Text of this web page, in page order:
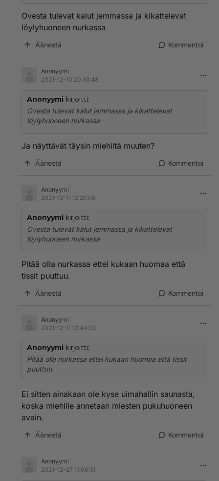
rintakehäkin on ihan erilainen kuin naisen. Transnainen
sitten taas käyttäisi uimapukua, johon on
käyttöoikeusmerkki tai pyyhettä.
Ovesta tulevat kalut jemmassa ja kikattelevat
löylyhuoneen nurkassa
Äänestä Kommentoi
Anonyymi
2021-12-10 20:33:48
Anonyymi kirjoitti:
Ovesta tulevat kalut jemmassa ja kikattelevat
löylyhuoneen nurkassa
Ja näyttävät täysin miehiltä muuten?
Äänestä Kommentoi
Anonyymi
2021-12-11 12:26:06
Anonyymi kirjoitti:
Ovesta tulevat kalut jemmassa ja kikattelevat
löylyhuoneen nurkassa
Pitää olla nurkassa ettei kukaan huomaa että
tissit puuttuu.
Äänestä Kommentoi
Anonyymi
2021-12-11 13:44:33
Anonyymi kirjoitti:
Pitää olla nurkassa ettei kukaan huomaa että tissit
puuttuu.
Ei sitten ainakaan ole kyse uimahallin saunasta,
koska miehille annetaan miesten pukuhuoneen
avain.
Äänestä Kommentoi
Anonyymi
2021-12-27 11:06:31